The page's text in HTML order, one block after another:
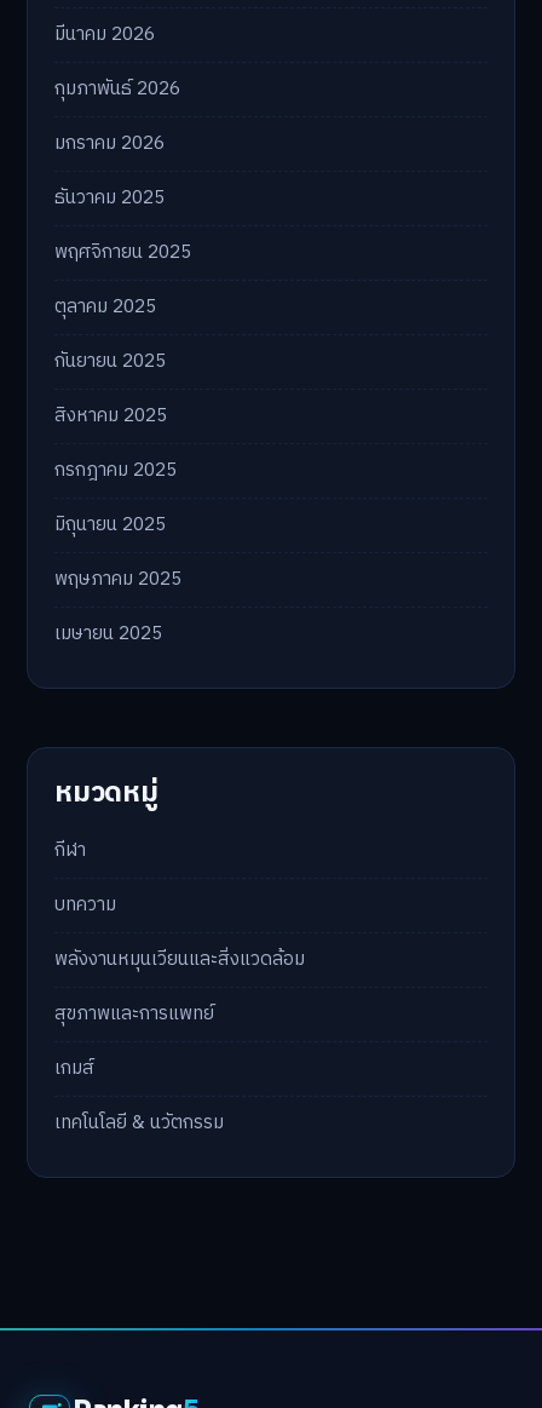
มีนาคม 2026
กุมภาพันธ์ 2026
มกราคม 2026
ธันวาคม 2025
พฤศจิกายน 2025
ตุลาคม 2025
กันยายน 2025
สิงหาคม 2025
กรกฎาคม 2025
มิถุนายน 2025
พฤษภาคม 2025
เมษายน 2025
หมวดหมู่
กีฬา
บทความ
พลังงานหมุนเวียนและสิ่งแวดล้อม
สุขภาพและการแพทย์
เกมส์
เทคโนโลยี & นวัตกรรม